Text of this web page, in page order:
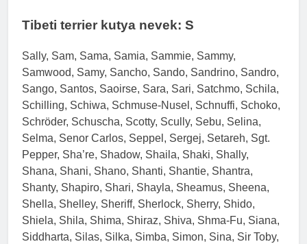
Tibeti terrier kutya nevek: S
Sally, Sam, Sama, Samia, Sammie, Sammy,
Samwood, Samy, Sancho, Sando, Sandrino, Sandro,
Sango, Santos, Saoirse, Sara, Sari, Satchmo, Schila,
Schilling, Schiwa, Schmuse-Nusel, Schnuffi, Schoko,
Schröder, Schuscha, Scotty, Scully, Sebu, Selina,
Selma, Senor Carlos, Seppel, Sergej, Setareh, Sgt.
Pepper, Sha’re, Shadow, Shaila, Shaki, Shally,
Shana, Shani, Shano, Shanti, Shantie, Shantra,
Shanty, Shapiro, Shari, Shayla, Sheamus, Sheena,
Shella, Shelley, Sheriff, Sherlock, Sherry, Shido,
Shiela, Shila, Shima, Shiraz, Shiva, Shma-Fu, Siana,
Siddharta, Silas, Silka, Simba, Simon, Sina, Sir Toby,